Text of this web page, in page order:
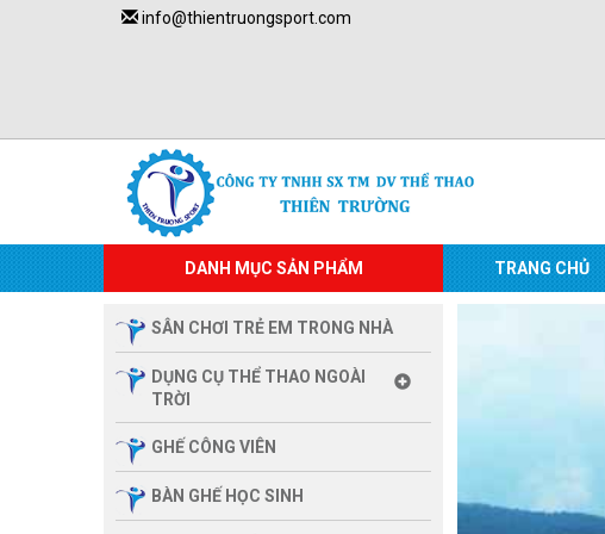
info@thientruongsport.com
DANH MỤC SẢN PHẨM TRANG CHỦ
SÂN CHƠI TRẺ EM TRONG NHÀ
DỤNG CỤ THỂ THAO NGOÀI
TRỜI
GHẾ CÔNG VIÊN
BÀN GHẾ HỌC SINH